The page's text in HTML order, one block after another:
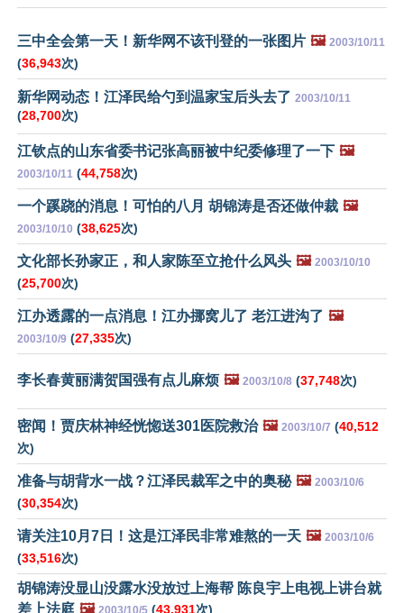
三中全会第一天！新华网不该刊登的一张图片 🖼️ 2003/10/11
(36,943次)
新华网动态！江泽民给勺到温家宝后头去了 2003/10/11
(28,700次)
江钦点的山东省委书记张高丽被中纪委修理了一下 🖼️
2003/10/11 (44,758次)
一个蹊跷的消息！可怕的八月 胡锦涛是否还做仲裁 🖼️
2003/10/10 (38,625次)
文化部长孙家正，和人家陈至立抢什么风头 🖼️ 2003/10/10
(25,700次)
江办透露的一点消息！江办挪窝儿了 老江进沟了 🖼️
2003/10/9 (27,335次)
李长春黄丽满贺国强有点儿麻烦 🖼️ 2003/10/8 (37,748次)
密闻！贾庆林神经恍惚送301医院救治 🖼️ 2003/10/7 (40,512
次)
准备与胡背水一战？江泽民裁军之中的奥秘 🖼️ 2003/10/6
(30,354次)
请关注10月7日！这是江泽民非常难熬的一天 🖼️ 2003/10/6
(33,516次)
胡锦涛没显山没露水没放过上海帮 陈良宇上电视上讲台就
差上法庭 🖼️ 2003/10/5 (43,931次)